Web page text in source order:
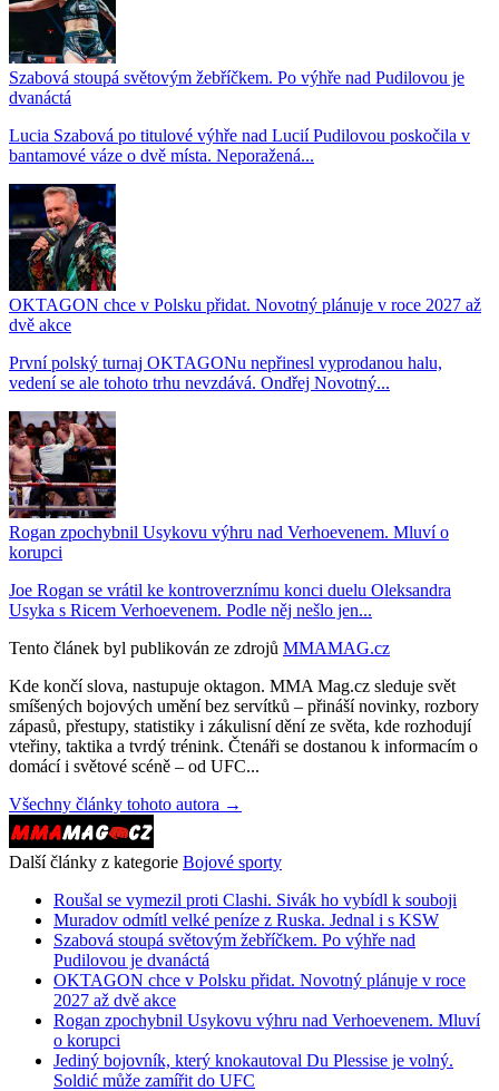
Szabová stoupá světovým žebříčkem. Po výhře nad Pudilovou je
dvanáctá
Lucia Szabová po titulové výhře nad Lucií Pudilovou poskočila v
bantamové váze o dvě místa. Neporažená...
OKTAGON chce v Polsku přidat. Novotný plánuje v roce 2027 až
dvě akce
První polský turnaj OKTAGONu nepřinesl vyprodanou halu,
vedení se ale tohoto trhu nevzdává. Ondřej Novotný...
Rogan zpochybnil Usykovu výhru nad Verhoevenem. Mluví o
korupci
Joe Rogan se vrátil ke kontroverznímu konci duelu Oleksandra
Usyka s Ricem Verhoevenem. Podle něj nešlo jen...
Tento článek byl publikován ze zdrojů MMAMAG.cz
Kde končí slova, nastupuje oktagon. MMA Mag.cz sleduje svět
smíšených bojových umění bez servítků – přináší novinky, rozbory
zápasů, přestupy, statistiky i zákulisní dění ze světa, kde rozhodují
vteřiny, taktika a tvrdý trénink. Čtenáři se dostanou k informacím o
domácí i světové scéně – od UFC...
Všechny články tohoto autora →
Další články z kategorie Bojové sporty
Roušal se vymezil proti Clashi. Sivák ho vybídl k souboji
Muradov odmítl velké peníze z Ruska. Jednal i s KSW
Szabová stoupá světovým žebříčkem. Po výhře nad
Pudilovou je dvanáctá
OKTAGON chce v Polsku přidat. Novotný plánuje v roce
2027 až dvě akce
Rogan zpochybnil Usykovu výhru nad Verhoevenem. Mluví
o korupci
Jediný bojovník, který knokautoval Du Plessise je volný.
Soldić může zamířit do UFC